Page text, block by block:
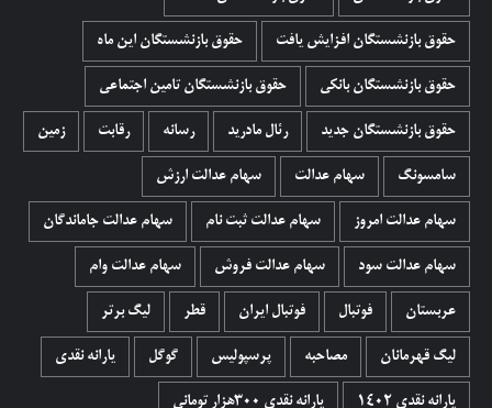
حقوق بازنشستگان افزایش یافت حقوق بازنشستگان این ماه
حقوق بازنشستگان بانکی حقوق بازنشستگان تامین اجتماعی
حقوق بازنشستگان جدید رئال مادرید رسانه رقابت زمین
سامسونگ سهام عدالت سهام عدالت ارزش
سهام عدالت امروز سهام عدالت ثبت نام سهام عدالت جاماندگان
سهام عدالت سود سهام عدالت فروش سهام عدالت وام
عربستان فوتبال فوتبال ایران قطر لیگ برتر
لیگ قهرمانان مصاحبه پرسپولیس گوگل یارانه نقدی
یارانه نقدی 1402 یارانه نقدی ۳۰۰هزار تومانی